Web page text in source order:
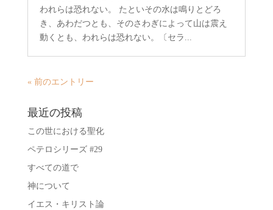
われらは恐れない。 たといその水は鳴りとどろ
き、あわだつとも、そのさわぎによって山は震え
動くとも、われらは恐れない。〔セラ...
« 前のエントリー
最近の投稿
この世における聖化
ペテロシリーズ #29
すべての道で
神について
イエス・キリスト論